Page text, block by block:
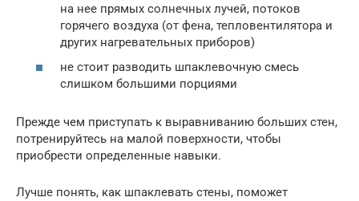
на нее прямых солнечных лучей, потоков
горячего воздуха (от фена, тепловентилятора и
других нагревательных приборов)
не стоит разводить шпаклевочную смесь
слишком большими порциями
Прежде чем приступать к выравниванию больших стен,
потренируйтесь на малой поверхности, чтобы
приобрести определенные навыки.
Лучше понять, как шпаклевать стены, поможет